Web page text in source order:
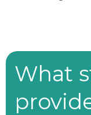
What